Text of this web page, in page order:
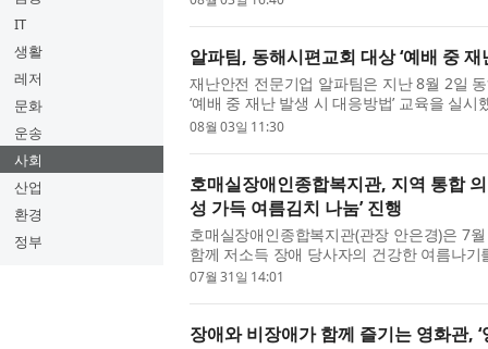
IT
생활
레저
문화
운송
사회
산업
환경
정부
알파팀, 동해시편교회 대상 ‘예배 중
재난안전 전문기업 알파팀은 지난 8월 2일
‘예배 중 재난 발생 시 대응방법’ 교육을 실
는 예배 상황에서 갑작스러운 재난이...
08월 03일 11:30
호매실장애인종합복지관, 지역 통합
성 가득 여름김치 나눔’ 진행
호매실장애인종합복지관(관장 안은경)은 7
함께 저소득 장애 당사자의 건강한 여름나기
식을 진행했다고 밝혔다. 호매실메디...
07월 31일 14:01
장애와 비장애가 함께 즐기는 영화관,